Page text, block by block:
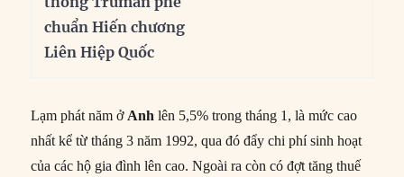
chuẩn Hiến chương
Liên Hiệp Quốc
Lạm phát năm ở Anh lên 5,5% trong tháng 1, là mức cao
nhất kể từ tháng 3 năm 1992, qua đó đẩy chi phí sinh hoạt
của các hộ gia đình lên cao. Ngoài ra còn có đợt tăng thuế